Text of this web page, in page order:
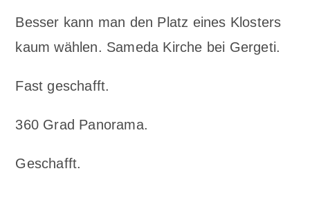
Besser kann man den Platz eines Klosters
kaum wählen. Sameda Kirche bei Gergeti.
Fast geschafft.
360 Grad Panorama.
Geschafft.